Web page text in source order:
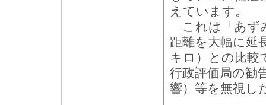
えています。
これは「あず
距離を大幅に延
キロ）との比較
行政評価局の勧
響）等を無視し